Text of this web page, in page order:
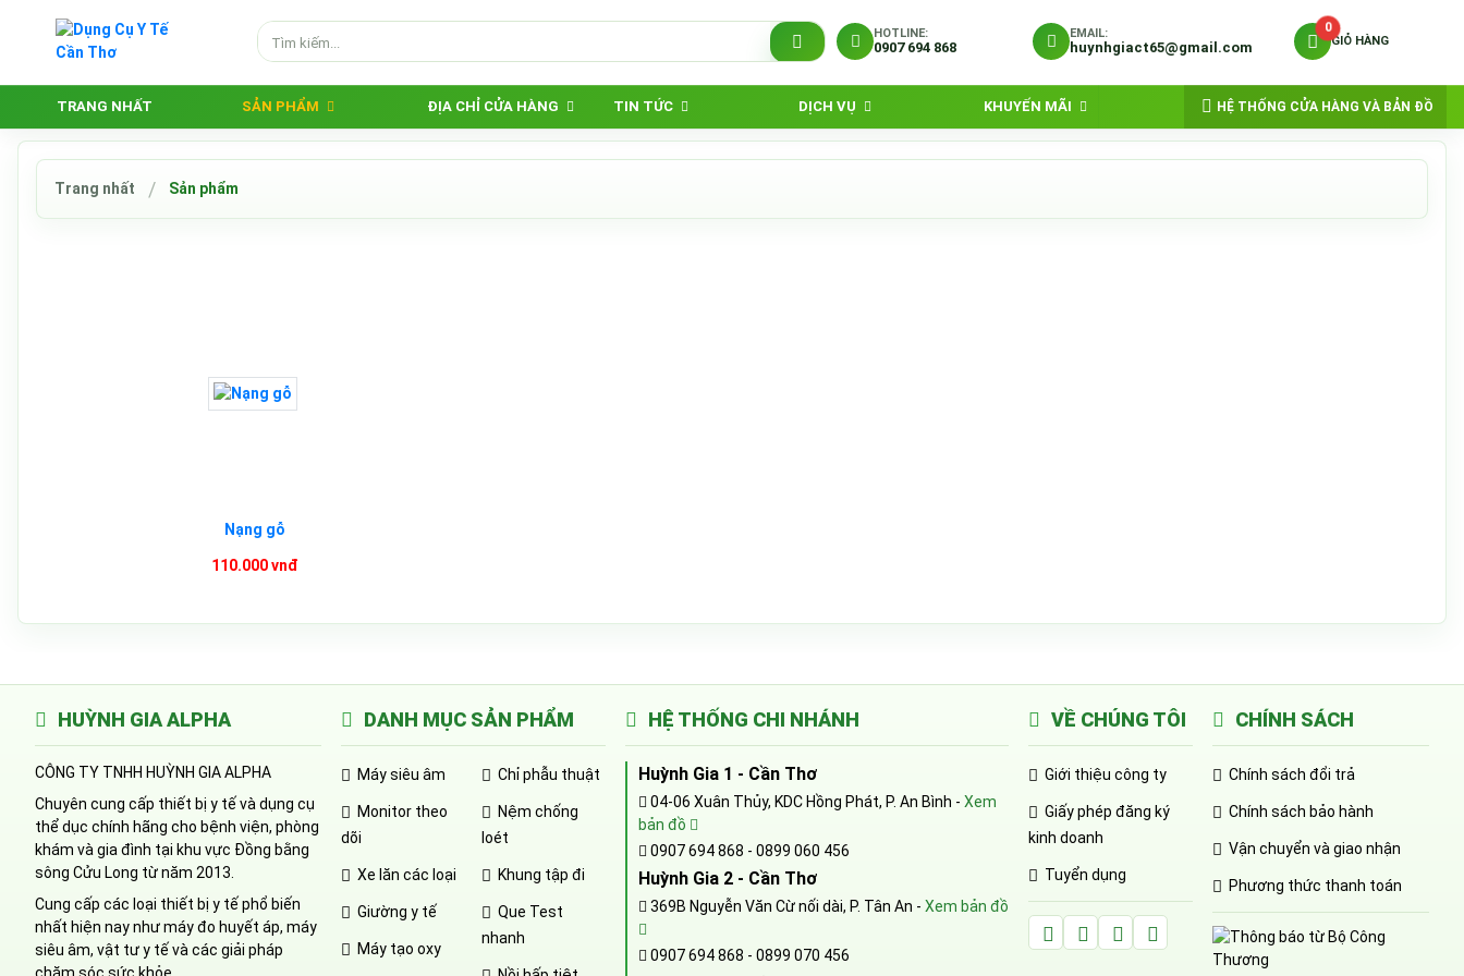
HOTLINE:
0907 694 868
EMAIL:
huynhgiact65@gmail.com
0
GIỎ HÀNG
TRANG NHẤT SẢN PHẨM ĐỊA CHỈ CỬA HÀNG TIN TỨC DỊCH VỤ KHUYẾN MÃI HỆ THỐNG CỬA HÀNG VÀ BẢN ĐỒ
Trang nhất Sản phẩm
Nạng gỗ
110.000 vnđ
HUỲNH GIA ALPHA
CÔNG TY TNHH HUỲNH GIA ALPHA
Chuyên cung cấp thiết bị y tế và dụng cụ
thể dục chính hãng cho bệnh viện, phòng
khám và gia đình tại khu vực Đồng bằng
sông Cửu Long từ năm 2013.
Cung cấp các loại thiết bị y tế phổ biến
nhất hiện nay như máy đo huyết áp, máy
siêu âm, vật tư y tế và các giải pháp
DANH MỤC SẢN PHẨM
Máy siêu âm
Monitor theo
dõi
Xe lăn các loại
Giường y tế
Máy tạo oxy
Chỉ phẫu thuật
Nệm chống
loét
Khung tập đi
Que Test
nhanh
HỆ THỐNG CHI NHÁNH
Huỳnh Gia 1 - Cần Thơ
04-06 Xuân Thủy, KDC Hồng Phát, P. An Bình - Xem
bản đồ
0907 694 868 - 0899 060 456
Huỳnh Gia 2 - Cần Thơ
369B Nguyễn Văn Cừ nối dài, P. Tân An - Xem bản đồ
0907 694 868 - 0899 070 456
VỀ CHÚNG TÔI
Giới thiệu công ty
Giấy phép đăng ký
kinh doanh
Tuyển dụng
Facebook Huỳnh Gia Alpha
LinkedIn Huỳnh Gia Alpha
YouTube Huỳnh Gia Alpha
Twitter Huỳnh Gia Alpha
CHÍNH SÁCH
Chính sách đổi trả
Chính sách bảo hành
Vận chuyển và giao nhận
Phương thức thanh toán